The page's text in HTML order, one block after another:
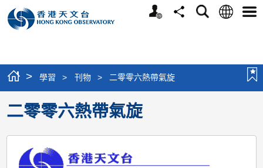
個
分
搜
語
選
> 學習 > 刊物 > 二零零六熱帶氣旋
二零零六熱帶氣旋